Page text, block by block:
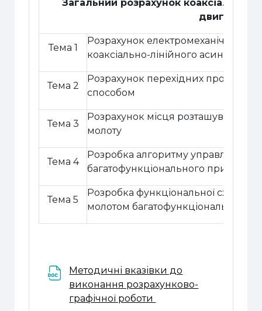
Загальний розрахунок коаксіально-
двигуна
Тема 1
Розрахунок електромеханічної
коаксіально-лінійного
Тема 2
Розрахунок перехідних процесів
способом
Тема 3
Розрахунок місця розташування
молоту
Тема 4
Розробка алгоритму управління
багатофункціонального
Тема 5
Розробка функціональної схеми
молотом багатофункціонального
Методичні вказівки до
виконання розрахунково-
графічної роботи